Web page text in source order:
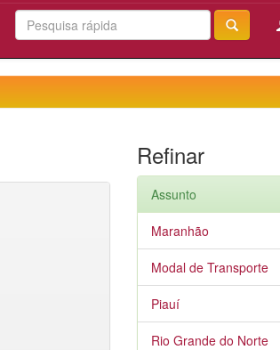
Refinar
Assunto
Maranhão
Modal de Transporte
Piauí
Rio Grande do Norte